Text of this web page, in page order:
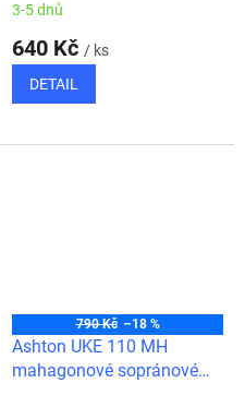
3-5 dnů
640 Kč / ks
DETAIL
790 Kč –18 %
Ashton UKE 110 MH
mahagonové sopránové